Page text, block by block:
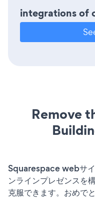
integrations of
Remove
Squarespace webサイ
ンラインプレゼンスを
克服できます。おめで